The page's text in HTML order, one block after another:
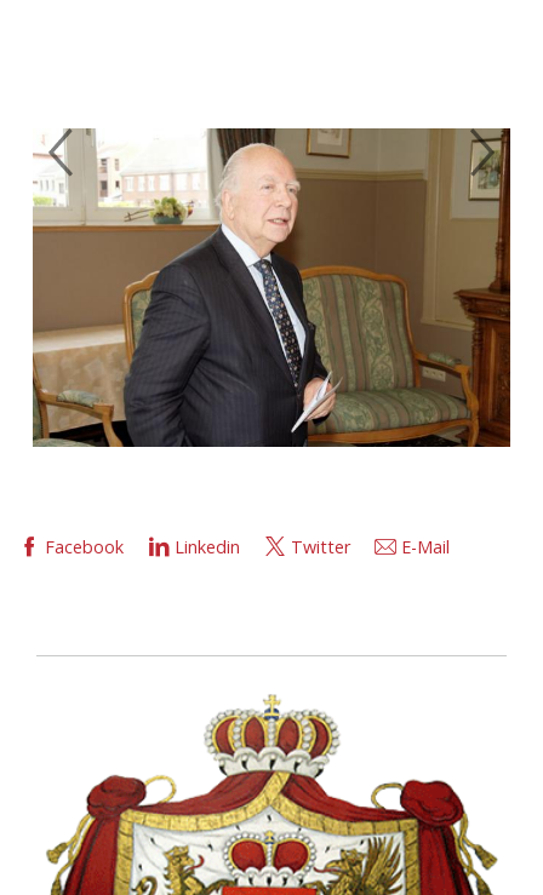
Previous Next
Facebook Linkedin Twitter E-Mail